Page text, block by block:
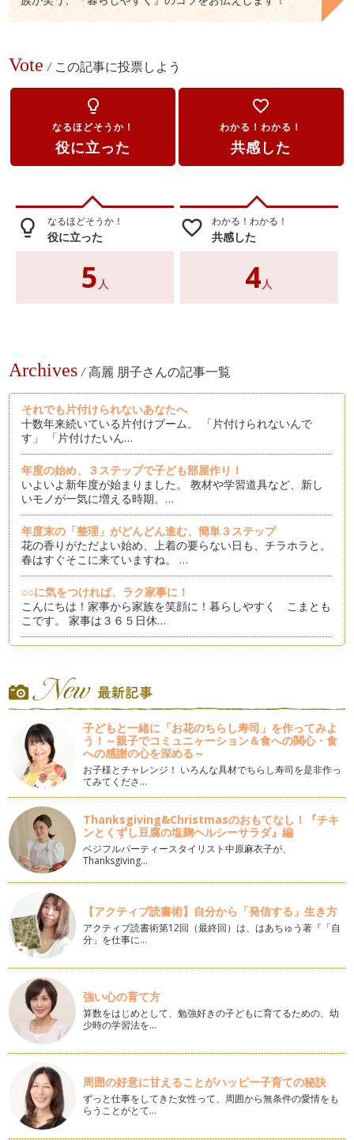
Vote / この記事に投票しよう
lightbulb_outline
なるほどそうか！
役に立った
favorite_border
わかる！わかる！
共感した
lightbulb_outline なるほどそうか！
役に立った
5 人
favorite_border わかる！わかる！
共感した
4人
Archives / 高麗 朋子さんの記事一覧
それでも片付けられないあなたへ
十数年来続いている片付けブーム。 「片付けられないんで
す」 「片付けたいん…
年度の始め、３ステップで子ども部屋作り！
いよいよ新年度が始まりました。 教材や学習道具など、新し
いモノが一気に増える時期。…
年度末の「整理」がどんどん進む、簡単３ステップ
花の香りがただよい始め、上着の要らない日も、チラホラと。
春はすぐそこに来ていますね。 …
○○に気をつければ、ラク家事に！
こんにちは！家事から家族を笑顔に！暮らしやすく こまとも
こです。 家事は３６５日休…
新しい年が始まりました。お正月を気持ちよく迎えるために、
年末に家中を掃除された方も多いと思…
大掃除に大活躍！3つの優秀お掃除道具
これまで、大掃除をテーマにして下準備、洗剤についてお伝え
してきました。 3回目の今…
年末大掃除、これだけあれば洗剤は完璧！
年末が近づくと、お店のお掃除コーナーでは、いつも以上にバ
ラエティ豊かな商品が並びます。 …
年末大掃除をラクにする、秋から始める下準備
朝晩の涼しさが増し、日中も羽織りものが欲しくなる気候とな
りました。 この時期、秋が…
秋だからやっておきたい、３つの片付け
夏に活躍したモノの片付けは、もう終わりましたか？ 季節が
変わると、暮らしの中で使わ…
家族で守る！お片付け３つの黄金ルール
自分だけなら片付けは出来るけれど、家族が散らかしてしま
う・・・という方は、家族で守るルール…
今日から実践！片づけ上手を育てる、言葉かけテクニック
前回まで３回に分けて、子ども部屋の片付けについてお伝えし
子どもが続けられるしまい方のコツ
新学年が始まって1ヵ月。新しい生活にもすっかり慣れたころ
でしょうか。 前回は、子ど…
子どもと一緒に「お花のちらし寿司」を作ってみよ
う！～親子でコミュニヶーション＆食への関心・食
への感謝の心を深める～
お子様とチャレンジ！ いろんな具材でちらし寿司を是非作っ
てみてくださ…
Thanksgiving&Christmasのおもてなし！『チキ
ンとくずし豆腐の塩麹ヘルシーサラダ』編
ベジフルパーティースタイリスト中原麻衣子が、
Thanksgiving…
【アクティブ読書術】自分から「発信する」生き方
アクティブ読書術第12回（最終回）は、はあちゅう著『「自
分」を仕事に…
強い心の育て方
算数をはじめとして、勉強好きの子どもに育てるための、幼
少時の学習法を…
周囲の好意に甘えることがハッピー子育ての秘訣
ずっと仕事をしてきた女性って、周囲から無条件の愛情をも
らうことがとて…